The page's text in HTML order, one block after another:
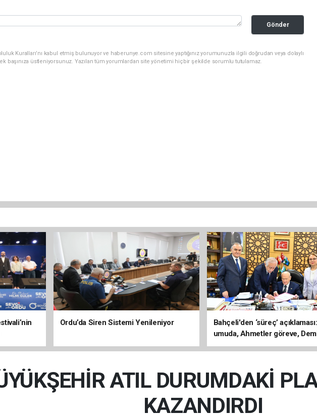
Gönder
Kuralları’nı kabul etmiş bulunuyor ve haberunye.com sitesine yaptığınız yorumunuzla ilgili doğrudan veya dolaylı
başınıza üstleniyorsunuz. Yazılan tüm yorumlardan site yönetimi hiçbir şekilde sorumlu tutulamaz.
Ordu’da Siren Sistemi Yenileniyor
Bahçeli'den ‘süreç’
umuda, Ahmetler göreve,
evine dönmeli’
ATIL DURUMDAKİ
KAZANDIRDI